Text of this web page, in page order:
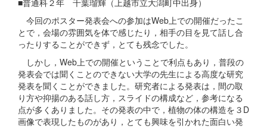
■普通科２年 千葉瑠輝（上越市立大潟町中出身）
今回のポスター発表会への参加はWeb上での開催だったこ
とで，会場の雰囲気を体で感じたり，相手の目を見て話し合
ったりすることができず，とても残念でした。
しかし，Web上での開催ということで利点もあり，普段の
発表会では聞くことのできない大学の先生による高度な研究
発表を聞くことができました。研究者による発表は，間の取
り方や抑揚のある話し方，スライドの構成など，参考になる
点が多くありました。その発表の中で，植物の体の構造を３D
画像で表現したものがあり，とても興味を引かれた面白い発